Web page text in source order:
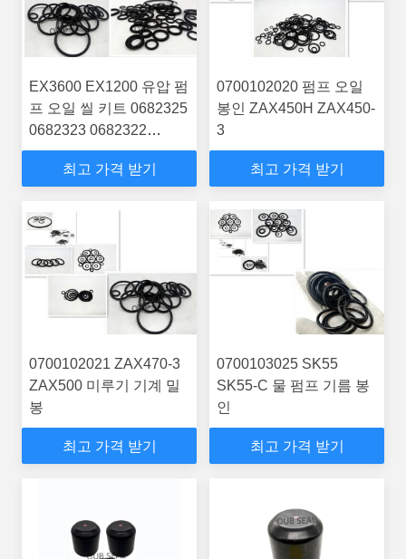
EX3600 EX1200 유압 펌
프 오일 씰 키트 0682325
0682323 0682322
0682321 NBR
최고 가격 받기
0700102020 펌프 오일
봉인 ZAX450H ZAX450-
3
최고 가격 받기
0700102021 ZAX470-3
ZAX500 미루기 기계 밀
봉
최고 가격 받기
0700103025 SK55
SK55-C 물 펌프 기름 봉
인
최고 가격 받기